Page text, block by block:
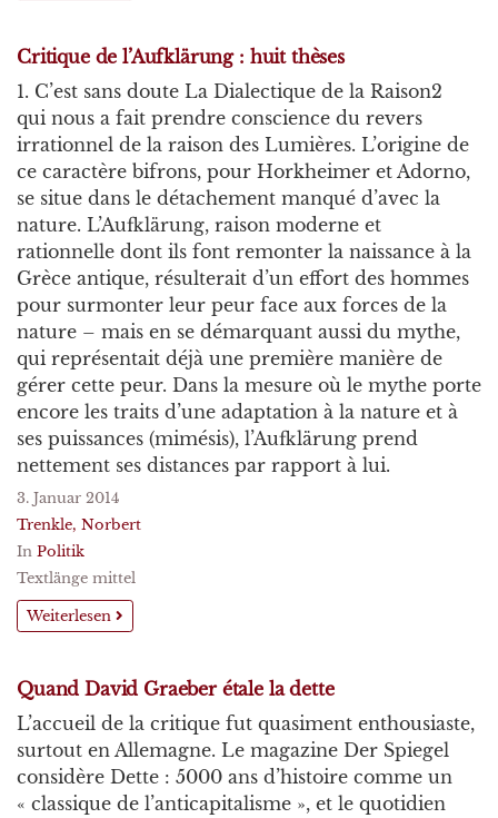
Critique de l’Aufklärung : huit thèses
1. C’est sans doute La Dialectique de la Raison2
qui nous a fait prendre conscience du revers
irrationnel de la raison des Lumières. L’origine de
ce caractère bifrons, pour Horkheimer et Adorno,
se situe dans le détachement manqué d’avec la
nature. L’Aufklärung, raison moderne et
rationnelle dont ils font remonter la naissance à la
Grèce antique, résulterait d’un effort des hommes
pour surmonter leur peur face aux forces de la
nature – mais en se démarquant aussi du mythe,
qui représentait déjà une première manière de
gérer cette peur. Dans la mesure où le mythe porte
encore les traits d’une adaptation à la nature et à
ses puissances (mimésis), l’Aufklärung prend
nettement ses distances par rapport à lui.
3. Januar 2014
Trenkle, Norbert
In Politik
Textlänge mittel
Weiterlesen
Quand David Graeber étale la dette
L’accueil de la critique fut quasiment enthousiaste,
surtout en Allemagne. Le magazine Der Spiegel
considère Dette : 5000 ans d’histoire comme un
« classique de l’anticapitalisme », et le quotidien